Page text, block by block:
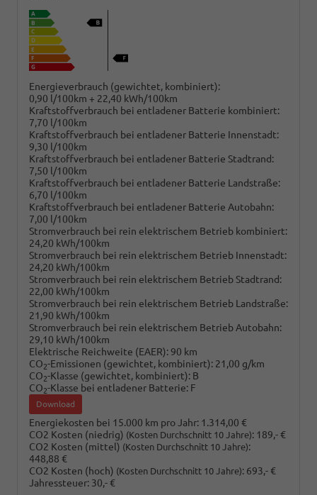
Energieverbrauch (gewichtet, kombiniert):
0,90 l/100km + 22,40 kWh/100km
Kraftstoffverbrauch bei entladener Batterie kombiniert:
7,70 l/100km
Kraftstoffverbrauch bei entladener Batterie Innenstadt:
9,30 l/100km
Kraftstoffverbrauch bei entladener Batterie Stadtrand:
7,50 l/100km
Kraftstoffverbrauch bei entladener Batterie Landstraße:
6,70 l/100km
Kraftstoffverbrauch bei entladener Batterie Autobahn:
7,00 l/100km
Stromverbrauch bei rein elektrischem Betrieb kombiniert:
24,20 kWh/100km
Stromverbrauch bei rein elektrischem Betrieb Innenstadt:
24,20 kWh/100km
Stromverbrauch bei rein elektrischem Betrieb Stadtrand:
22,00 kWh/100km
Stromverbrauch bei rein elektrischem Betrieb Landstraße:
21,90 kWh/100km
Stromverbrauch bei rein elektrischem Betrieb Autobahn:
29,10 kWh/100km
Elektrische Reichweite (EAER): 90 km
CO2-Emissionen (gewichtet, kombiniert): 21,00 g/km
CO2-Klasse (gewichtet, kombiniert): B
CO2-Klasse bei entladener Batterie: F
Download
Energiekosten bei 15.000 km pro Jahr: 1.314,00 €
CO2 Kosten (niedrig) (Kosten Durchschnitt 10 Jahre): 189,- €
CO2 Kosten (mittel) (Kosten Durchschnitt 10 Jahre):
448,88 €
CO2 Kosten (hoch) (Kosten Durchschnitt 10 Jahre): 693,- €
Jahressteuer: 30,- €